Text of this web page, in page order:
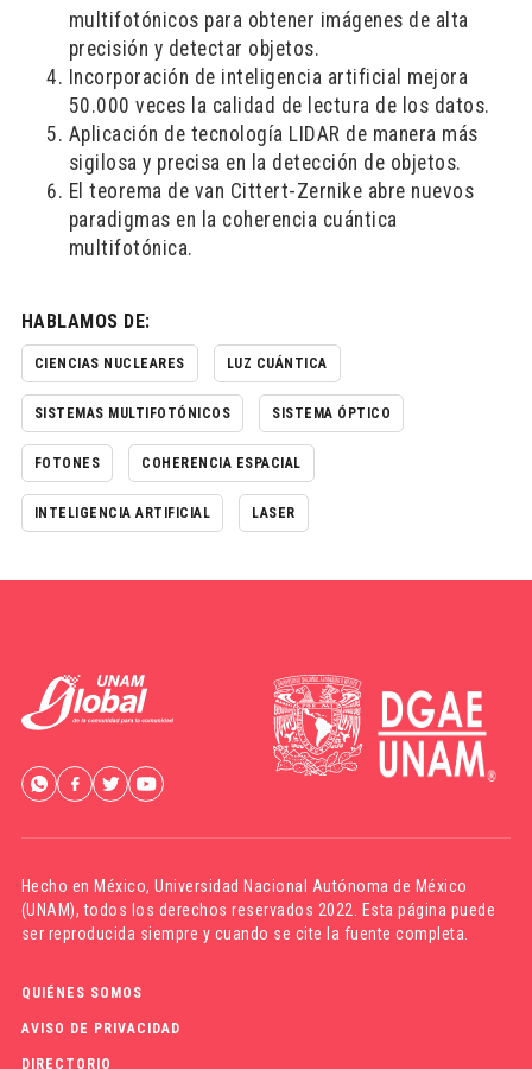
multifotónicos para obtener imágenes de alta
precisión y detectar objetos.
Incorporación de inteligencia artificial mejora
50.000 veces la calidad de lectura de los datos.
Aplicación de tecnología LIDAR de manera más
sigilosa y precisa en la detección de objetos.
El teorema de van Cittert-Zernike abre nuevos
paradigmas en la coherencia cuántica
multifotónica.
HABLAMOS DE:
CIENCIAS NUCLEARES LUZ CUÁNTICA
SISTEMAS MULTIFOTÓNICOS SISTEMA ÓPTICO
FOTONES COHERENCIA ESPACIAL
INTELIGENCIA ARTIFICIAL LASER
Hecho en México,Universidad Nacional Autónoma de México
(UNAM), todos los derechos reservados 2022. Esta página puede
ser reproducida siempre y cuando se cite la fuente completa.
QUIÉNES SOMOS
AVISO DE PRIVACIDAD
DIRECTORIO